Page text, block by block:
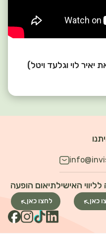
לוי וגלעד ויטל)
האישי
כאן
לתיאום הופעה
לחצו כאן